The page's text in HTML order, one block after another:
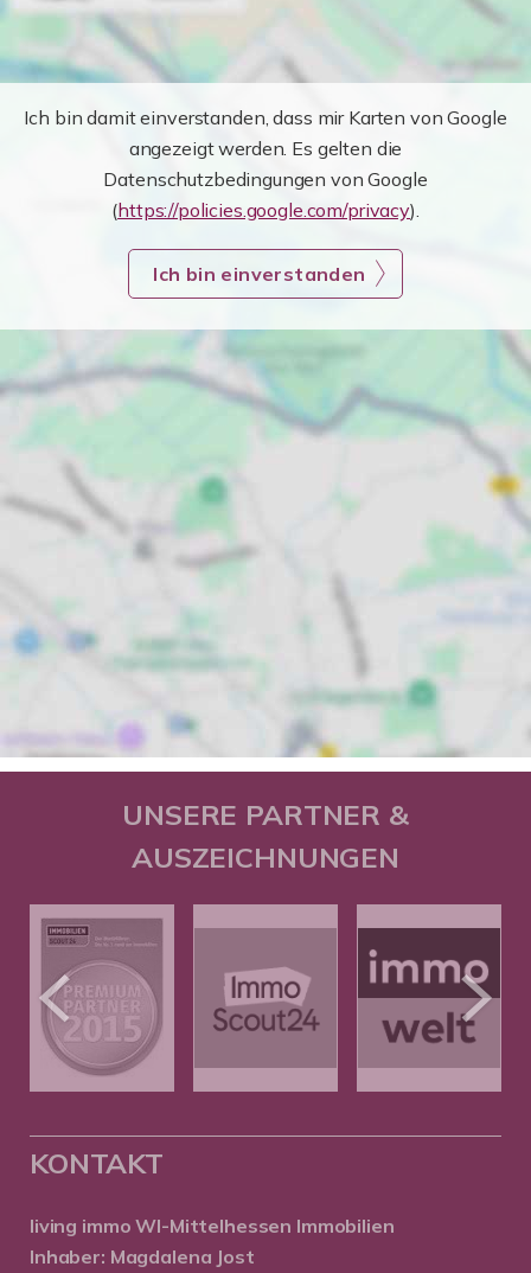
Ich bin damit einverstanden, dass mir Karten von Google
angezeigt werden. Es gelten die
Datenschutzbedingungen von Google
(https://policies.google.com/privacy).
Ich bin einverstanden
UNSERE PARTNER &
AUSZEICHNUNGEN
KONTAKT
living immo WI-Mittelhessen Immobilien
Inhaber: Magdalena Jost